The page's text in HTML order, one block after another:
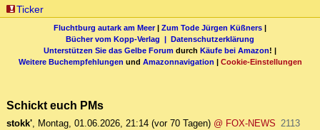
Ticker
Fluchtburg autark am Meer| Zum Tode Jürgen Küßners |
Bücher vom Kopp-Verlag | Datenschutzerklärung
Unterstützen Sie das Gelbe Forum durch Käufe bei Amazon! |
Weitere Buchempfehlungen und Amazonnavigation | Cookie-Einstellungen
Schickt euch PMs
stokk', Montag, 01.06.2026, 21:14 (vor 70 Tagen) @ FOX-NEWS 2113